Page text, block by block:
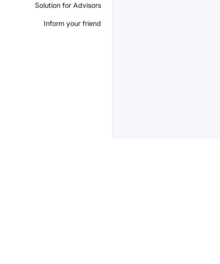
Solution for Advisors
Inform your friend